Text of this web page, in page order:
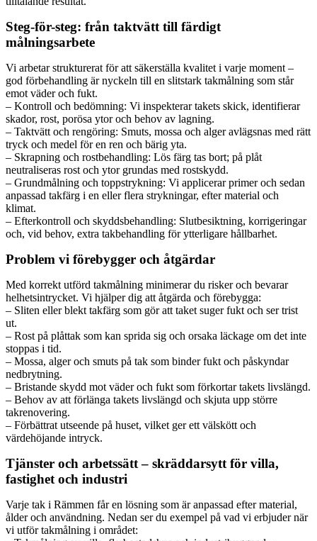
Steg-för-steg: från taktvätt till färdigt
målningsarbete
Vi arbetar strukturerat för att säkerställa kvalitet i varje moment –
god förbehandling är nyckeln till en slitstark takmålning som står
emot väder och fukt.
– Kontroll och bedömning: Vi inspekterar takets skick, identifierar
skador, rost, porösa ytor och behov av lagning.
– Taktvätt och rengöring: Smuts, mossa och alger avlägsnas med rätt
tryck och medel för en ren och bärig yta.
– Skrapning och rostbehandling: Lös färg tas bort; på plåt
neutraliseras rost och ytor grundas med rostskydd.
– Grundmålning och toppstrykning: Vi applicerar primer och sedan
anpassad takfärg i en eller flera strykningar, efter material och
klimat.
– Efterkontroll och skyddsbehandling: Slutbesiktning, korrigeringar
och, vid behov, extra takbehandling för ytterligare hållbarhet.
Problem vi förebygger och åtgärdar
Med korrekt utförd takmålning minimerar du risker och bevarar
helhetsintrycket. Vi hjälper dig att åtgärda och förebygga:
– Sliten eller blekt takfärg som gör att taket suger fukt och ser trist
ut.
– Rost på plåttak som kan sprida sig och orsaka läckage om det inte
stoppas i tid.
– Mossa, alger och smuts på tak som binder fukt och påskyndar
nedbrytning.
– Bristande skydd mot väder och fukt som förkortar takets livslängd.
– Behov av att förlänga takets livslängd och skjuta upp större
takrenovering.
– Förbättrat utseende på huset, vilket ger ett välskött och
värdehöjande intryck.
Tjänster och arbetssätt – skräddarsytt för villa,
fastighet och industri
Varje tak i Rämmen får en lösning som är anpassad efter material,
ålder och användning. Nedan ser du exempel på vad vi erbjuder när
vi utför takmålning i området: